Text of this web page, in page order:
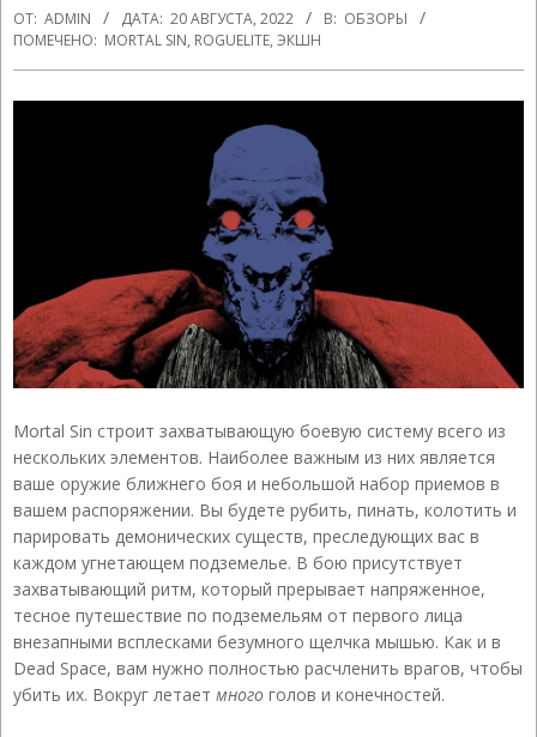
ОТ: ADMIN ДАТА: 20 АВГУСТА, 2022 В: ОБЗОРЫ
ПОМЕЧЕНО: MORTAL SIN, ROGUELITE, ЭКШН
Mortal Sin строит захватывающую боевую систему всего из
нескольких элементов. Наиболее важным из них является
ваше оружие ближнего боя и небольшой набор приемов в
вашем распоряжении. Вы будете рубить, пинать, колотить и
парировать демонических существ, преследующих вас в
каждом угнетающем подземелье. В бою присутствует
захватывающий ритм, который прерывает напряженное,
тесное путешествие по подземельям от первого лица
внезапными всплесками безумного щелчка мышью. Как и в
Dead Space, вам нужно полностью расчленить врагов, чтобы
убить их. Вокруг летает много голов и конечностей.